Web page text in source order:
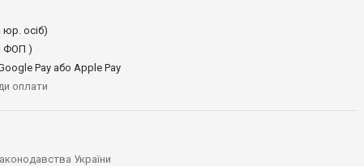
юр. осіб)
ФОП )
Pay або Apple Pay
оплати
України